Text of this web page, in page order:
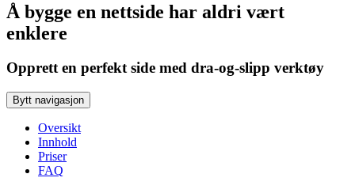
Å bygge en nettside har aldri vært
enklere
Opprett en perfekt side med dra-og-slipp verktøy
Bytt navigasjon
Oversikt
Innhold
Priser
FAQ